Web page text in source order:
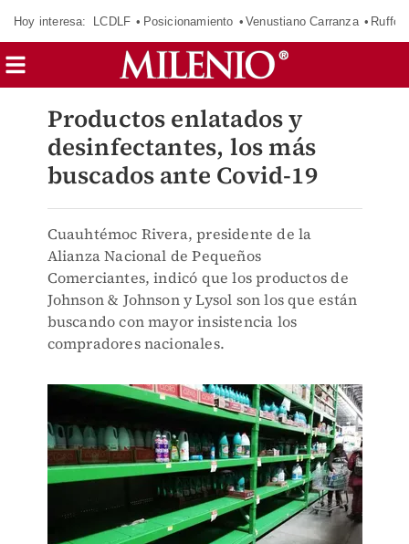
Hoy interesa: LCDLF Posicionamiento Venustiano Carranza Ruffo
Productos enlatados y
desinfectantes, los más
buscados ante Covid-19
Cuauhtémoc Rivera, presidente de la
Alianza Nacional de Pequeños
Comerciantes, indicó que los productos de
Johnson & Johnson y Lysol son los que están
buscando con mayor insistencia los
compradores nacionales.